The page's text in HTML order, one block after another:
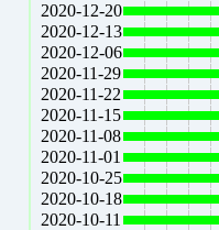
2020-12-20
2020-12-13
2020-12-06
2020-11-29
2020-11-22
2020-11-15
2020-11-08
2020-11-01
2020-10-25
2020-10-18
2020-10-11